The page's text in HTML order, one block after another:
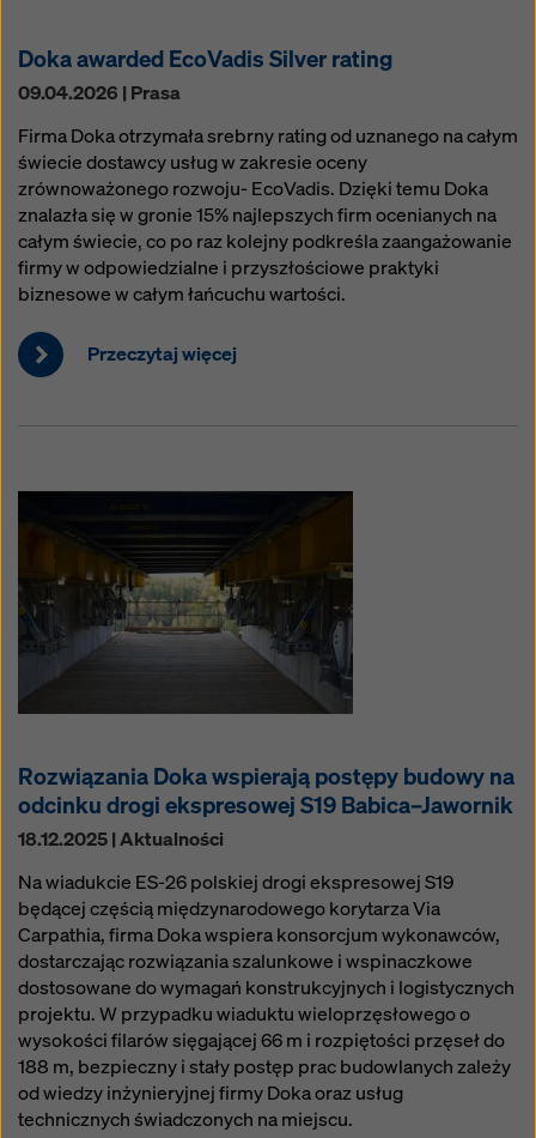
Doka awarded EcoVadis Silver rating
09.04.2026 | Prasa
Firma Doka otrzymała srebrny rating od uznanego na całym
świecie dostawcy usług w zakresie oceny
zrównoważonego rozwoju- EcoVadis. Dzięki temu Doka
znalazła się w gronie 15% najlepszych firm ocenianych na
całym świecie, co po raz kolejny podkreśla zaangażowanie
firmy w odpowiedzialne i przyszłościowe praktyki
biznesowe w całym łańcuchu wartości.
Przeczytaj więcej
Rozwiązania Doka wspierają postępy budowy na
odcinku drogi ekspresowej S19 Babica–Jawornik
18.12.2025 | Aktualności
Na wiadukcie ES-26 polskiej drogi ekspresowej S19
będącej częścią międzynarodowego korytarza Via
Carpathia, firma Doka wspiera konsorcjum wykonawców,
dostarczając rozwiązania szalunkowe i wspinaczkowe
dostosowane do wymagań konstrukcyjnych i logistycznych
projektu. W przypadku wiaduktu wieloprzęsłowego o
wysokości filarów sięgającej 66 m i rozpiętości przęseł do
188 m, bezpieczny i stały postęp prac budowlanych zależy
od wiedzy inżynieryjnej firmy Doka oraz usług
technicznych świadczonych na miejscu.